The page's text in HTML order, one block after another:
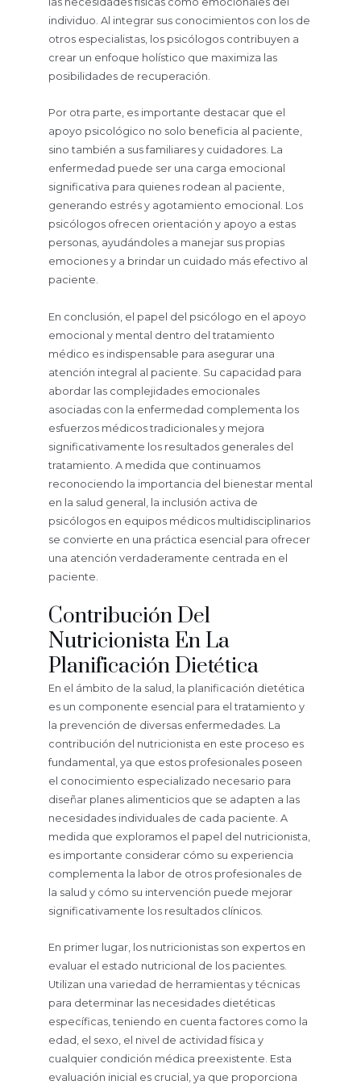
individuo. Al integrar sus conocimientos con los de
otros especialistas, los psicólogos contribuyen a
crear un enfoque holístico que maximiza las
posibilidades de recuperación.
Por otra parte, es importante destacar que el
apoyo psicológico no solo beneficia al paciente,
sino también a sus familiares y cuidadores. La
enfermedad puede ser una carga emocional
significativa para quienes rodean al paciente,
generando estrés y agotamiento emocional. Los
psicólogos ofrecen orientación y apoyo a estas
personas, ayudándoles a manejar sus propias
emociones y a brindar un cuidado más efectivo al
paciente.
En conclusión, el papel del psicólogo en el apoyo
emocional y mental dentro del tratamiento
médico es indispensable para asegurar una
atención integral al paciente. Su capacidad para
abordar las complejidades emocionales
asociadas con la enfermedad complementa los
esfuerzos médicos tradicionales y mejora
significativamente los resultados generales del
tratamiento. A medida que continuamos
reconociendo la importancia del bienestar mental
en la salud general, la inclusión activa de
psicólogos en equipos médicos multidisciplinarios
se convierte en una práctica esencial para ofrecer
una atención verdaderamente centrada en el
paciente.
Contribución Del
Nutricionista En La
Planificación Dietética
En el ámbito de la salud, la planificación dietética
es un componente esencial para el tratamiento y
la prevención de diversas enfermedades. La
contribución del nutricionista en este proceso es
fundamental, ya que estos profesionales poseen
el conocimiento especializado necesario para
diseñar planes alimenticios que se adapten a las
necesidades individuales de cada paciente. A
medida que exploramos el papel del nutricionista,
es importante considerar cómo su experiencia
complementa la labor de otros profesionales de
la salud y cómo su intervención puede mejorar
significativamente los resultados clínicos.
En primer lugar, los nutricionistas son expertos en
evaluar el estado nutricional de los pacientes.
Utilizan una variedad de herramientas y técnicas
para determinar las necesidades dietéticas
específicas, teniendo en cuenta factores como la
edad, el sexo, el nivel de actividad física y
cualquier condición médica preexistente. Esta
evaluación inicial es crucial, ya que proporciona